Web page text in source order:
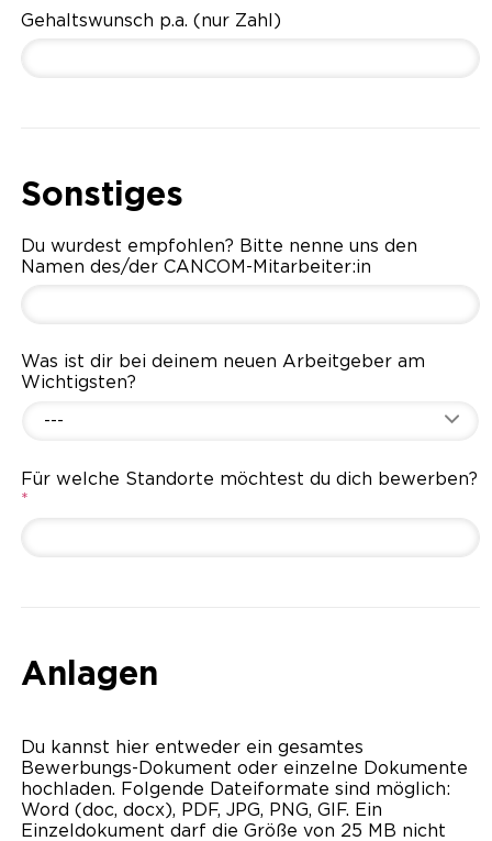
Gehaltswunsch p.a. (nur Zahl)
Sonstiges
Du wurdest empfohlen? Bitte nenne uns den
Namen des/der CANCOM-Mitarbeiter:in
Was ist dir bei deinem neuen Arbeitgeber am
Wichtigsten?
---
Für welche Standorte möchtest du dich bewerben?
*
Anlagen
Du kannst hier entweder ein gesamtes
Bewerbungs-Dokument oder einzelne Dokumente
hochladen. Folgende Dateiformate sind möglich:
Word (doc, docx), PDF, JPG, PNG, GIF. Ein
Einzeldokument darf die Größe von 25 MB nicht